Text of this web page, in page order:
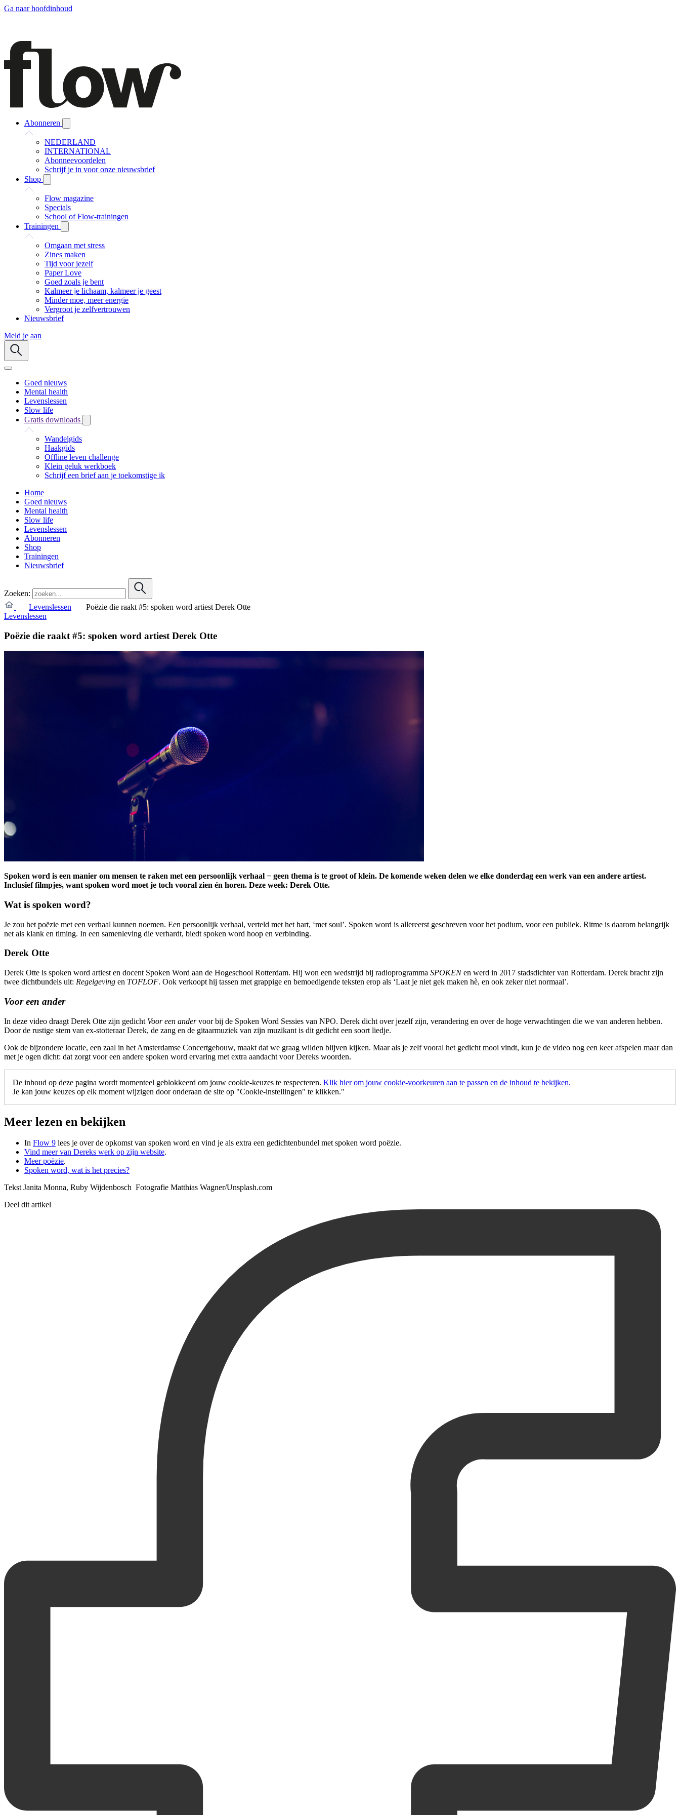
Ga naar hoofdinhoud
Abonneren
NEDERLAND
INTERNATIONAL
Abonneevoordelen
Schrijf je in voor onze nieuwsbrief
Shop
Flow magazine
Specials
School of Flow-trainingen
Trainingen
Omgaan met stress
Zines maken
Tijd voor jezelf
Paper Love
Goed zoals je bent
Kalmeer je lichaam, kalmeer je geest
Minder moe, meer energie
Vergroot je zelfvertrouwen
Nieuwsbrief
Meld je aan
Goed nieuws
Mental health
Levenslessen
Slow life
Gratis downloads
Wandelgids
Haakgids
Offline leven challenge
Klein geluk werkboek
Schrijf een brief aan je toekomstige ik
Home
Goed nieuws
Mental health
Slow life
Levenslessen
Abonneren
Shop
Trainingen
Nieuwsbrief
Zoeken:
Levenslessen
Poëzie die raakt #5: spoken word artiest Derek Otte
Levenslessen
Poëzie die raakt #5: spoken word artiest Derek Otte
Spoken word is een manier om mensen te raken met een persoonlijk verhaal − geen thema is te groot of klein. De komende weken delen we elke donderdag een werk van een andere artiest.
Inclusief filmpjes, want spoken word moet je toch vooral zien én horen. Deze week: Derek Otte.
Wat is spoken word?
Je zou het poëzie met een verhaal kunnen noemen. Een persoonlijk verhaal, verteld met het hart, ‘met soul’. Spoken word is allereerst geschreven voor het podium, voor een publiek. Ritme is daarom belangrijk
net als klank en timing. In een samenleving die verhardt, biedt spoken word hoop en verbinding.
Derek Otte
Derek Otte is spoken word artiest en docent Spoken Word aan de Hogeschool Rotterdam. Hij won een wedstrijd bij radioprogramma SPOKENen werd in 2017 stadsdichter van Rotterdam. Derek bracht zijn
twee dichtbundels uit: Regelgeving en TOFLOF. Ook verkoopt hij tassen met grappige en bemoedigende teksten erop als ‘Laat je niet gek maken hè, en ook zeker niet normaal’.
Voor een ander
In deze video draagt Derek Otte zijn gedicht Voor een andervoor bij de Spoken Word Sessies van NPO. Derek dicht over jezelf zijn, verandering en over de hoge verwachtingen die we van anderen hebben.
Door de rustige stem van ex-stotteraar Derek, de zang en de gitaarmuziek van zijn muzikant is dit gedicht een soort liedje.
Ook de bijzondere locatie, een zaal in het Amsterdamse Concertgebouw, maakt dat we graag wilden blijven kijken. Maar als je zelf vooral het gedicht mooi vindt, kun je de video nog een keer afspelen maar dan
met je ogen dicht: dat zorgt voor een andere spoken word ervaring met extra aandacht voor Dereks woorden.
De inhoud op deze pagina wordt momenteel geblokkeerd om jouw cookie-keuzes te respecteren. Klik hier om jouw cookie-voorkeuren aan te passen en de inhoud te bekijken.
Je kan jouw keuzes op elk moment wijzigen door onderaan de site op "Cookie-instellingen" te klikken."
Meer lezen en bekijken
In Flow 9 lees je over de opkomst van spoken word en vind je als extra een gedichtenbundel met spoken word poëzie.
Vind meer van Dereks werk op zijn website.
Meer poëzie.
Spoken word, wat is het precies?
Tekst Janita Monna, Ruby Wijdenbosch Fotografie Matthias Wagner/Unsplash.com
Deel dit artikel